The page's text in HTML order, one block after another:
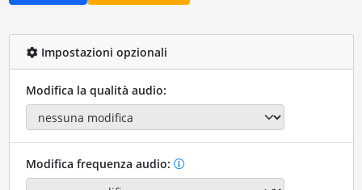
Impostazioni opzionali
Modifica la qualità audio:
Modifica frequenza audio: